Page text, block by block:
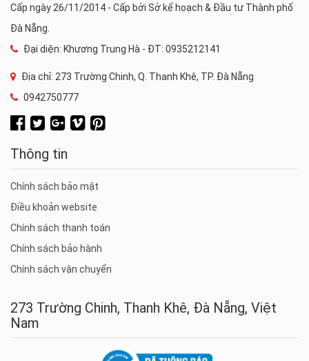
Cấp ngày 26/11/2014 - Cấp bởi Sở kế hoạch & Đầu tư Thành phố
Đà Nẵng.
Đại diện: Khương Trung Hà - ĐT: 0935212141
Địa chỉ: 273 Trường Chinh, Q. Thanh Khê, TP. Đà Nẵng
0942750777
Thông tin
Chính sách bảo mật
Điều khoản website
Chính sách thanh toán
Chính sách bảo hành
Chính sách vận chuyển
273 Trường Chinh, Thanh Khê, Đà Nẵng, Việt
Nam